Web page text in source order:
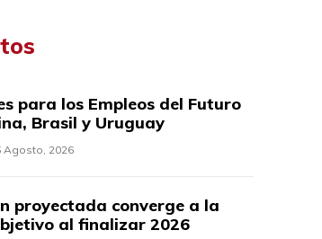
para los Empleos del Futuro
Brasil y Uruguay
Agosto, 2026
proyectada converge a la
al finalizar 2026